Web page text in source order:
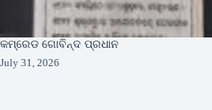
କମ୍ରେଡ ଗୋବିନ୍ଦ ପ୍ରଧାନ
July 31, 2026